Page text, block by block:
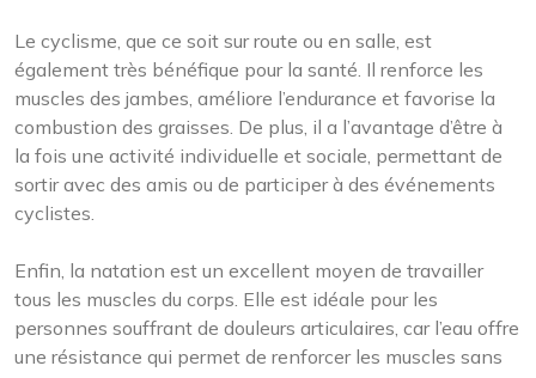
Le cyclisme, que ce soit sur route ou en salle, est
également très bénéfique pour la santé. Il renforce les
muscles des jambes, améliore l’endurance et favorise la
combustion des graisses. De plus, il a l’avantage d’être à
la fois une activité individuelle et sociale, permettant de
sortir avec des amis ou de participer à des événements
cyclistes.
Enfin, la natation est un excellent moyen de travailler
tous les muscles du corps. Elle est idéale pour les
personnes souffrant de douleurs articulaires, car l’eau offre
une résistance qui permet de renforcer les muscles sans